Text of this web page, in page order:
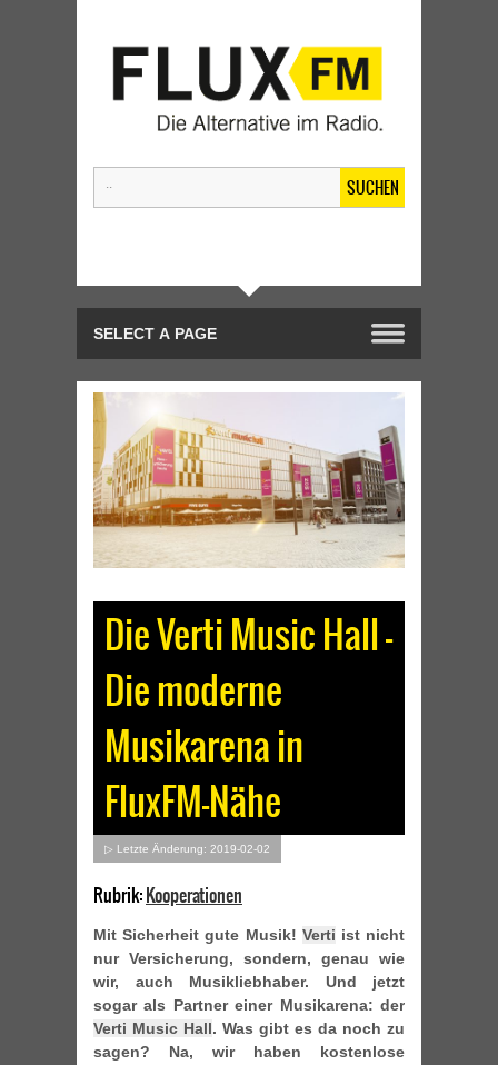
SUCHEN
Die Verti Music Hall –
Die moderne
Musikarena in
FluxFM-Nähe
▷ Letzte Änderung: 2019-02-02
Rubrik:Kooperationen
Mit Sicherheit gute Musik! Verti ist nicht
nur Versicherung, sondern, genau wie
wir, auch Musikliebhaber. Und jetzt
sogar als Partner einer Musikarena: der
Verti Music Hall. Was gibt es da noch zu
sagen? Na, wir haben kostenlose